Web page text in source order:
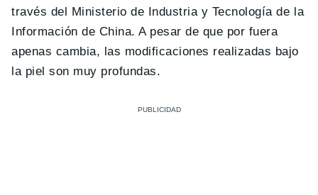
través del Ministerio de Industria y Tecnología de la
Información de China. A pesar de que por fuera
apenas cambia, las modificaciones realizadas bajo
la piel son muy profundas.